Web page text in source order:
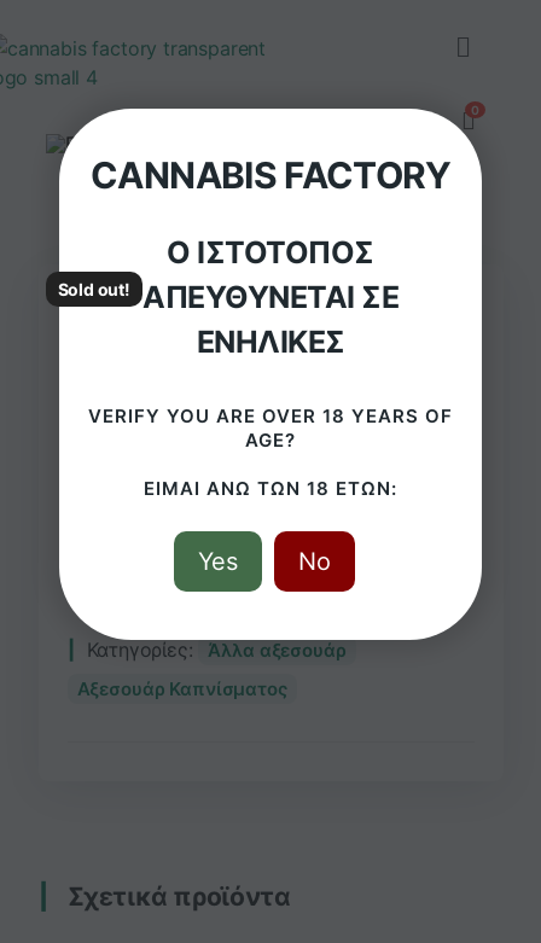
CANNABIS FACTORY
Ο ΙΣΤΌΤΟΠΟΣ
ΑΠΕΥΘΎΝΕΤΑΙ ΣΕ
ΕΝΉΛΙΚΕΣ
VERIFY YOU ARE OVER 18 YEARS OF
AGE?
ΕΊΜΑΙ ΆΝΩ ΤΩΝ 18 ΕΤΏΝ:
Yes No
Sold out!
τσιγάρο RAW 60cm
14,0( με ΦΠΑ)
Κατηγορίες:
Άλλα αξεσουάρ
Αξεσουάρ Καπνίσματος
Σχετικά προϊόντα